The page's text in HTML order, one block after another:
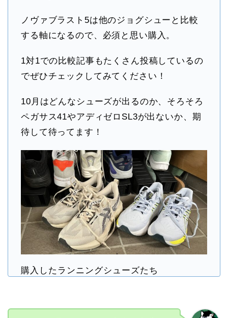
ノヴァブラスト5は他のジョグシューと比較
する軸になるので、必須と思い購入。
1対1での比較記事もたくさん投稿しているの
でぜひチェックしてみてください！
10月はどんなシューズが出るのか、そろそろ
ペガサス41やアディゼロSL3が出ないか、期
待して待ってます！
購入したランニングシューズたち